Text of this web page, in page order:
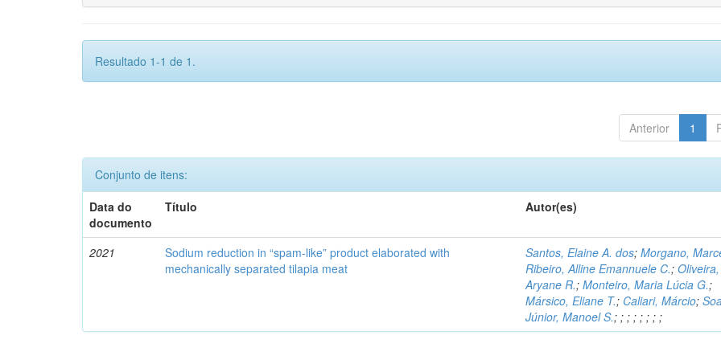
Resultado 1-1 de 1.
Anterior 1
Conjunto de itens:
Data do
documento
Título Autor(es)
2021
Sodium reduction in “spam-like” product elaborated with
mechanically separated tilapia meat
Santos, Elaine A. dos;Morgano,
Ribeiro, Alline Emannuele C.;Oliveira,
Aryane R.;Monteiro, Maria Lúcia G.;
Mársico, Eliane T.; Caliari, Márcio;
Júnior, Manoel S.;;;;;;;;